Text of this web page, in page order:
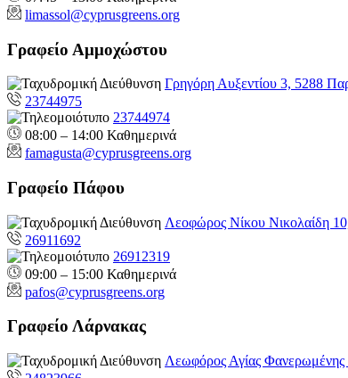
limassol@cyprusgreens.org
Γραφείο Αμμοχώστου
Γρηγόρη Αυξεντίου 3, 5288
23744975
23744974
08:00 – 14:00 Καθημερινά
famagusta@cyprusgreens.org
Γραφείο Πάφου
Λεοφώρος Νίκου Νικολαίδη
26911692
26912319
09:00 – 15:00 Καθημερινά
pafos@cyprusgreens.org
Γραφείο Λάρνακας
Λεωφόρος Αγίας